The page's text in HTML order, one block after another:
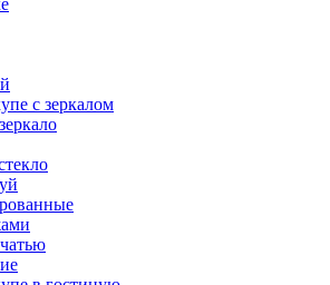
с зеркалом